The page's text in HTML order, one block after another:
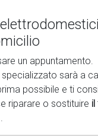
un appuntamento.
sarà a
possibile e ti
riparare o sostituire il
.